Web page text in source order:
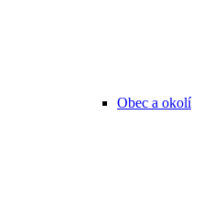
Obec a okolí